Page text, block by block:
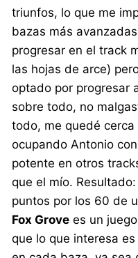
triunfos, lo que me
bazas más
progresar en el track
las hojas de arce)
optado por progresar
sobre todo, no
todo, me quedé
ocupando Antonio
potente en otros
que el mío.
puntos por los 60 de
Fox Grove es un
que lo que interesa